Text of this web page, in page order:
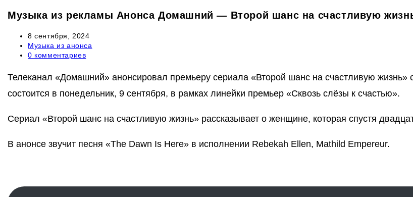
Музыка из рекламы Анонса Домашний — Второй шанс на счастливую
Запись
опубликована:
8 сентября, 2024
Рубрика
записи:
Музыка из анонса
Комментарии
записи:
0 комментариев
Телеканал «Домашний» анонсировал премьеру сериала «Второй шанс на счастливую
состоится в понедельник, 9 сентября, в рамках линейки премьер «Сквозь слёзы к счастью».
Сериал «Второй шанс на счастливую жизнь» рассказывает о женщине, которая спустя
В анонсе звучит песня «The Dawn Is Here» в исполнении Rebekah Ellen, Mathild Empereur.